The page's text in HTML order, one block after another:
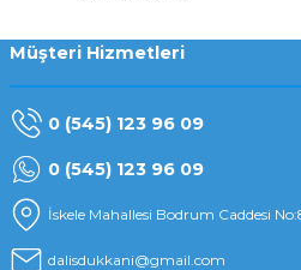
Müşteri Hizmetleri
0 (545) 123 96 09
0 (545) 123 96 09
İskele Mahallesi Bodrum Caddesi
dalisdukkani@gmail.com